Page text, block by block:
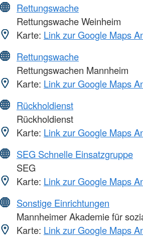
Rettungswache
Rettungswache Weinheim
Karte: Link zur Google Maps
Rettungswache
Rettungswachen Mannheim
Karte: Link zur Google Maps
Rückholdienst
Rückholdienst
Karte: Link zur Google Maps
SEG Schnelle Einsatzgruppe
SEG
Karte: Link zur Google Maps
Sonstige Einrichtungen
Mannheimer Akademie für
Karte: Link zur Google Maps